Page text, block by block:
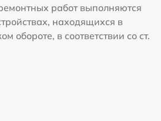
работ выполняются
находящихся в
обороте, в соответствии со ст.